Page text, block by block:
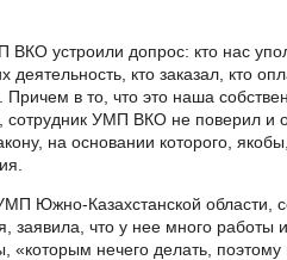
устроили допрос: кто нас
деятельность, кто заказал, кто
Причем в то, что это наша
сотрудник УМП ВКО не поверил и
на основании которого,
Южно-Казахстанской области,
заявила, что у нее много работы
«которым нечего делать,